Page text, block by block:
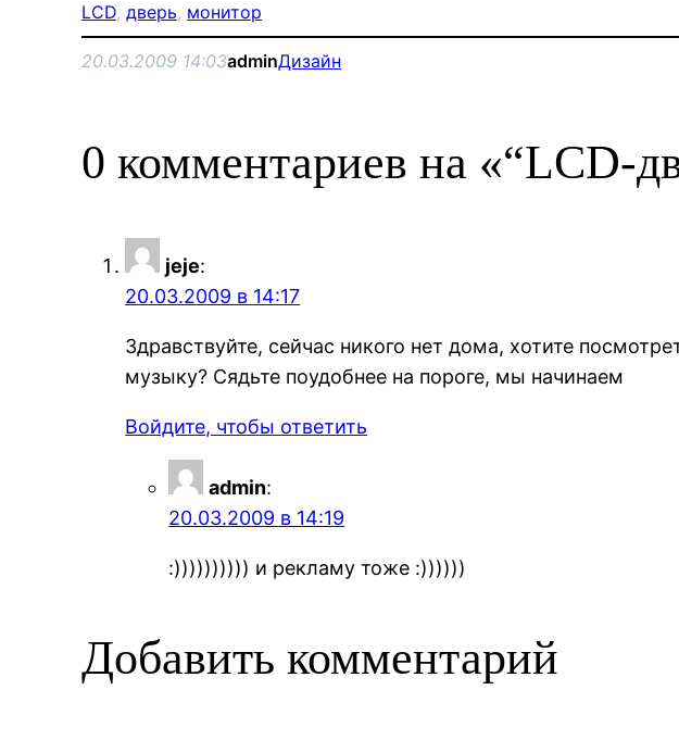
LCD, дверь, монитор
20.03.2009 14:03adminДизайн
0 комментариев на «“LCD-
jeje:
20.03.2009 в 14:17
Здравствуйте, сейчас никого нет дома, хотите
музыку? Сядьте поудобнее на пороге, мы начинаем
Войдите, чтобы ответить
admin:
20.03.2009 в 14:19
:)))))))))) и рекламу тоже :))))))
Добавить комментарий